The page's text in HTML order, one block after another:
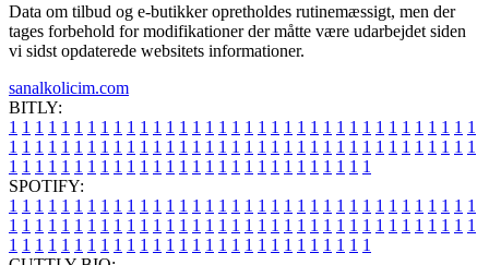
Data om tilbud og e-butikker opretholdes rutinemæssigt, men der
tages forbehold for modifikationer der måtte være udarbejdet siden
vi sidst opdaterede websitets informationer.
sanalkolicim.com
BITLY:
1 1 1 1 1 1 1 1 1 1 1 1 1 1 1 1 1 1 1 1 1 1 1 1 1 1 1 1 1 1 1 1 1 1 1 1
1 1 1 1 1 1 1 1 1 1 1 1 1 1 1 1 1 1 1 1 1 1 1 1 1 1 1 1 1 1 1 1 1 1 1 1
1 1 1 1 1 1 1 1 1 1 1 1 1 1 1 1 1 1 1 1 1 1 1 1 1 1 1 1
SPOTIFY:
1 1 1 1 1 1 1 1 1 1 1 1 1 1 1 1 1 1 1 1 1 1 1 1 1 1 1 1 1 1 1 1 1 1 1 1
1 1 1 1 1 1 1 1 1 1 1 1 1 1 1 1 1 1 1 1 1 1 1 1 1 1 1 1 1 1 1 1 1 1 1 1
1 1 1 1 1 1 1 1 1 1 1 1 1 1 1 1 1 1 1 1 1 1 1 1 1 1 1 1